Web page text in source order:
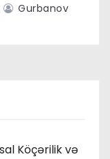
Gurbanov
Köçərilik və